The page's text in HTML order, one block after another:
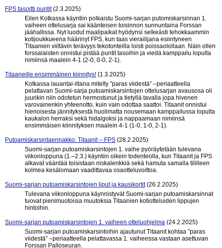
FPS tasoitti puntit (2.3.2025)
Eilen Kotkassa käyntiin polkaistu Suomi-sarjan putomiskarsinnan 1.
vaiheen ottelusarja sai käänteisen toisinnon sunnuntaina Forssan
jäähallissa. Nyt luodut maalipaikat hyödynsi selkeästi tehokkaammin
kotijoukkueena häärinyt FPS, kun taas vierailijana esiintyneen
Titaanien viiltävin terävyys tekotonteilla loisti poissaolollaan. Näin ollen
forssalaisten onnistui pistää puntit tasoihin ja viedä kamppailu lopulta
nimiinsä maalein 4-1 (2-0, 0-0, 2-1).
Titaaneille ensimmäinen kiinnitys! (1.3.2025)
Kotkassa lauantai-iltana mitelty ”paras viidestä” –periaatteella
pelattavan Suomi-sarja putoamiskarsintojen ottelusarjan avausosa oli
juurikin niin odotetun hermostunut ja tietyllä tavalla jopa hivenen
varovainenkin yhteenotto, kuin vain odottaa saattoi. Titaanit onnistui
hienoisesta jännityksestä huolimatta nousemaan kamppailussa lopulta
kaukalon herraksi sekä hidalgoksi ja nappaamaan nimiinsä
ensimmäisen kiinnityksen maalein 4-1 (1-0, 1-0, 2-1).
Putoamiskarsintaennakko: Titaanit – FPS (28.2.2025)
Suomi-sarjan putoamiskarsintojen 1. vaihe pyöräytetään tulevana
viikonloppuna (1.–2.3.) käyntiin oikein todenteolla, kun Titaanit ja FPS
alkavat vääntää toisistaan niskalenkkiä sekä hamuta samalla tililleen
kolmea kesälomaan vaadittavaa osaotteluvoittoa.
Suomi-sarjan putoamiskarsintojen liput ja kausikortit (26.2.2025)
Tulevana viikonloppuna käynnistyvät Suomi-sarjan putoamiskarsinnat
tuovat pienimuotoisia muutoksia Titaanien kotiotteluiden lippujen
hintoihin.
Suomi-sarjan putoamiskarsintojen 1. vaiheen otteluohjelma (24.2.2025)
Suomi-sarjan putoamiskarsintoihin ajautunut Titaanit kohtaa ”paras
viidestä” –periaatteella pelattavassa 1. vaiheessa vastaan asettuvan
Forssan Palloseuran.